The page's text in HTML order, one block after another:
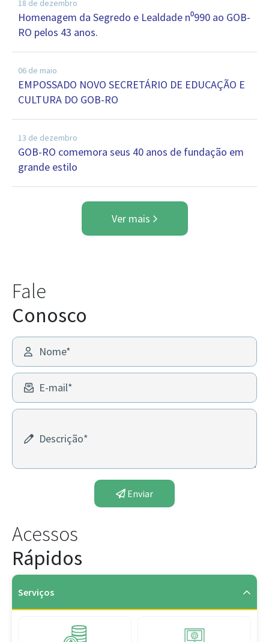
18 de dezembro
Homenagem da Segredo e Lealdade n⁰990 ao GOB-
RO pelos 43 anos.
06 de maio
EMPOSSADO NOVO SECRETÁRIO DE EDUCAÇÃO E
CULTURA DO GOB-RO
13 de dezembro
GOB-RO comemora seus 40 anos de fundação em
grande estilo
Ver mais
Fale
Conosco
Nome*
E-mail*
Descrição*
Enviar
Acessos
Rápidos
Serviços